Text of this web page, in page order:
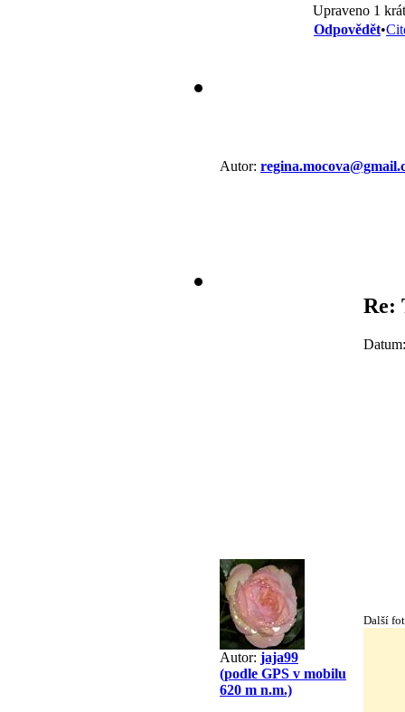
Upraveno 1
Odpovědět•
Autor:
Autor: jaja99
(podle GPS v mobilu
620 m n.m.)
Re:
Další